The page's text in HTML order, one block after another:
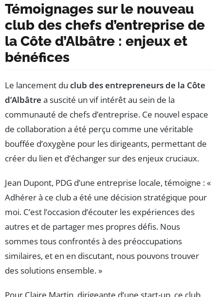
Témoignages sur le nouveau
club des chefs d’entreprise de
la Côte d’Albâtre : enjeux et
bénéfices
Le lancement du club des entrepreneurs de la Côte
d’Albâtre a suscité un vif intérêt au sein de la
communauté de chefs d’entreprise. Ce nouvel espace
de collaboration a été perçu comme une véritable
bouffée d’oxygène pour les dirigeants, permettant de
créer du lien et d’échanger sur des enjeux cruciaux.
Jean Dupont, PDG d’une entreprise locale, témoigne : «
Adhérer à ce club a été une décision stratégique pour
moi. C’est l’occasion d’écouter les expériences des
autres et de partager mes propres défis. Nous
sommes tous confrontés à des préoccupations
similaires, et en en discutant, nous pouvons trouver
des solutions ensemble. »
Pour Claire Martin, dirigeante d’une start-up, ce club